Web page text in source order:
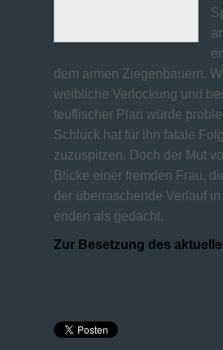
dem armen Ziegenbauern.
weibliche Verlockung und
teuflischer Plan würde
Schluck hat für ihn fatale
zuzuspitzen. Doch der Mut
Blicke einer fremden Frau,
der überraschende Verlauf
enden als gedacht.
Zur Besetzung des